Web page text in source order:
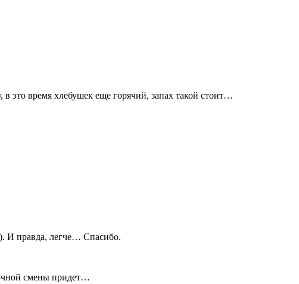
это время хлебушек еще горячий, запах такой стоит…
). И правда, легче… Спасибо.
смены придет…